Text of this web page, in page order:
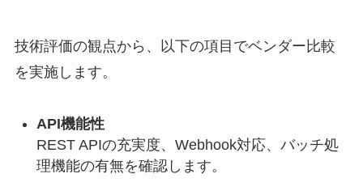
技術評価の観点から、以下の項目でベンダー比較
を実施します。
API機能性
REST APIの充実度、Webhook対応、バッチ処
理機能の有無を確認します。